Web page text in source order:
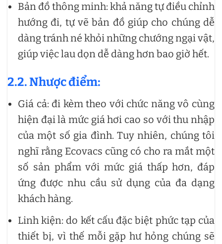
Bản đồ thông minh: khả năng tự điều chỉnh
hướng đi, tự vẽ bản đồ giúp cho chúng dễ
dàng tránh né khỏi những chướng ngại vật,
giúp việc lau dọn dễ dàng hơn bao giờ hết.
2.2. Nhược điểm:
Giá cả: đi kèm theo với chức năng vô cùng
hiện đại là mức giá hơi cao so với thu nhập
của một số gia đình. Tuy nhiên, chúng tôi
nghĩ rằng Ecovacs cũng có cho ra mắt một
số sản phẩm với mức giá thấp hơn, đáp
ứng được nhu cầu sử dụng của đa dạng
khách hàng.
Linh kiện: do kết cấu đặc biệt phức tạp của
thiết bị, vì thế mỗi gặp hư hỏng chúng sẽ